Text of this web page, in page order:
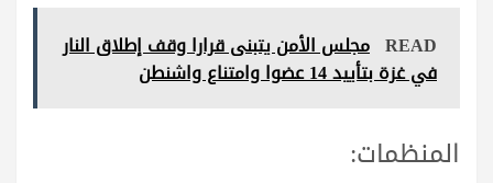
READ مجلس الأمن يتبنى قرارا وقف إطلاق النار
في غزة بتأييد 14 عضوا وامتناع واشنطن
المنظمات: